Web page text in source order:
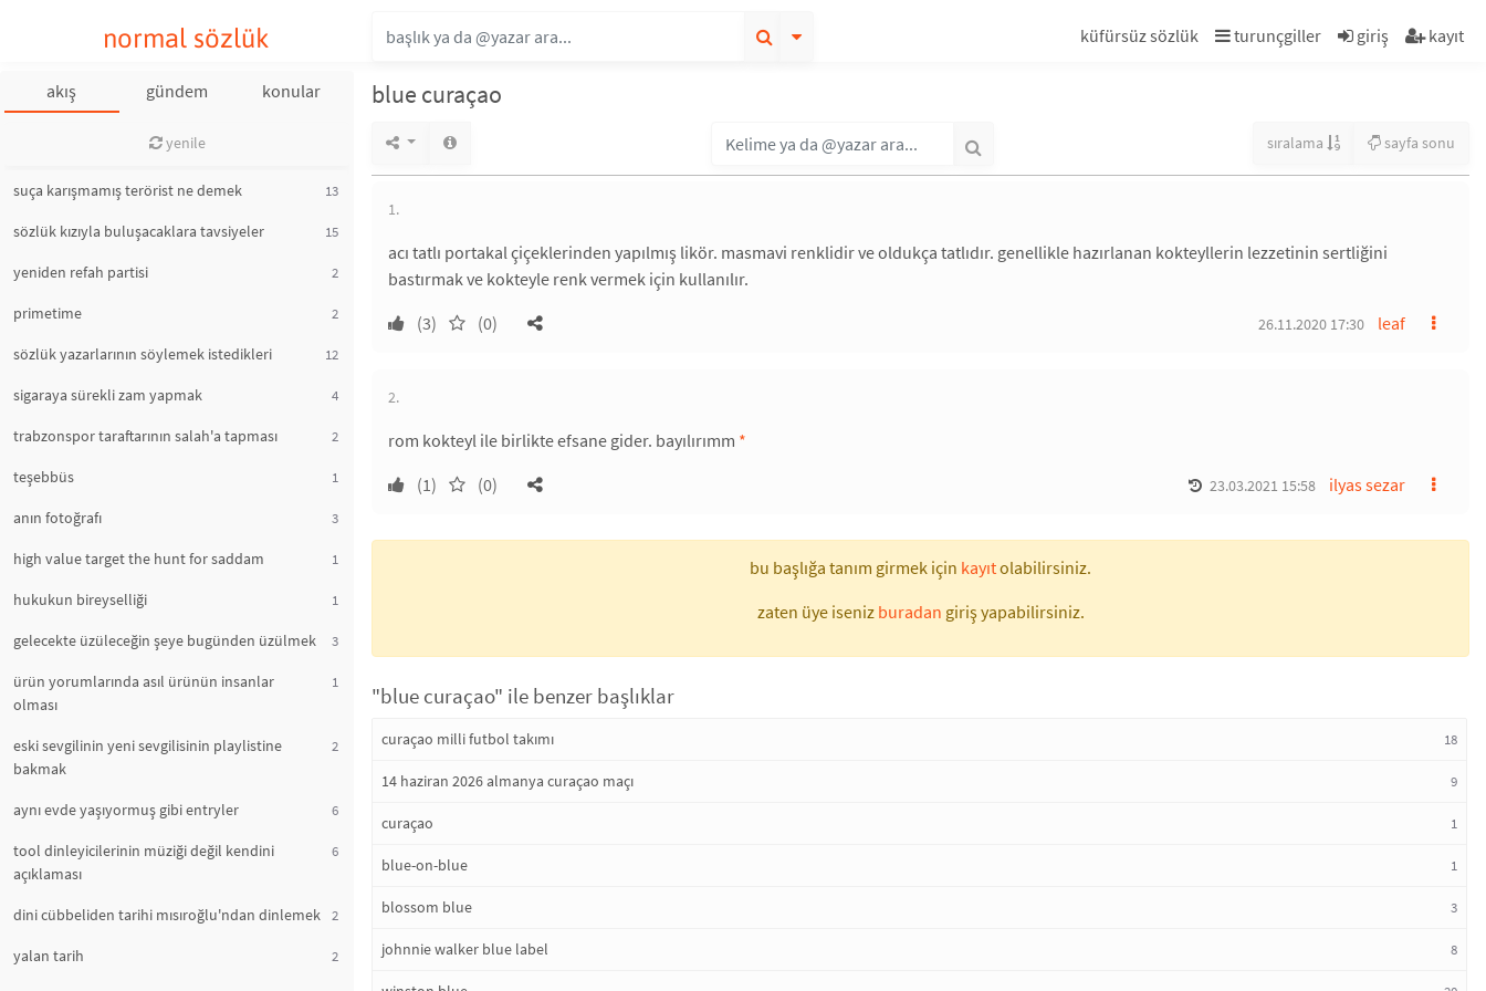
normal sözlük küfürsüz sözlük turunçgiller giriş kayıt
akış gündem konular
yenile
suça karışmamış terörist ne demek 13
sözlük kızıyla buluşacaklara tavsiyeler 15
yeniden refah partisi 2
primetime 2
sözlük yazarlarının söylemek istedikleri 12
sigaraya sürekli zam yapmak 4
trabzonspor taraftarının salah'a tapması 2
teşebbüs 1
anın fotoğrafı 3
high value target the hunt for saddam 1
hukukun bireyselliği 1
gelecekte üzüleceğin şeye bugünden üzülmek 3
ürün yorumlarında asıl ürünün insanlar
olması
1
eski sevgilinin yeni sevgilisinin playlistine
bakmak
2
aynı evde yaşıyormuş gibi entryler 6
tool dinleyicilerinin müziği değil kendini
açıklaması
6
dini cübbeliden tarihi mısıroğlu'ndan dinlemek 2
yalan tarih 2
blue curaçao
sıralama sayfa sonu
1.
acı tatlı portakal çiçeklerinden yapılmış likör. masmavi renklidir ve oldukça tatlıdır. genellikle hazırlanan kokteyllerin lezzetinin sertliğini
bastırmak ve kokteyle renk vermek için kullanılır.
(3)
(0) leaf
26.11.2020 17:30
2.
rom kokteyl ile birlikte efsane gider. bayılırımm *
(1)
(0) ilyas sezar
23.03.2021 15:58
bu başlığa tanım girmek için kayıtolabilirsiniz.
zaten üye iseniz buradan giriş yapabilirsiniz.
"blue curaçao" ile benzer başlıklar
curaçao milli futbol takımı 18
14 haziran 2026 almanya curaçao maçı 9
curaçao 1
blue-on-blue 1
blossom blue 3
johnnie walker blue label 8